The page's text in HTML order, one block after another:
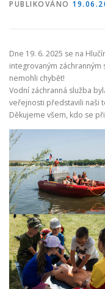
PUBLIKOVÁNO
Dne 19. 6. 2025 se na
integrovaným
nemohli chybět!
Vodní záchranná služba
veřejnosti představili naši
Děkujeme všem, kdo se